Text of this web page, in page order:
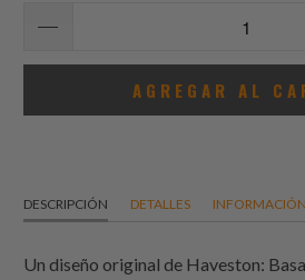
AGREGAR AL
DESCRIPCIÓN DETALLES
Un diseño original de Haveston: